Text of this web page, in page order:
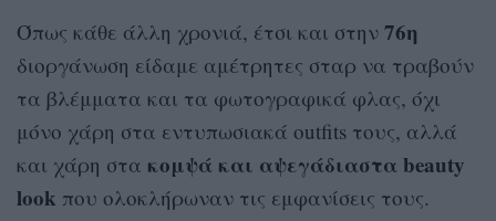
Όπως κάθε άλλη χρονιά, έτσι και στην 76η
διοργάνωση είδαμε αμέτρητες σταρ να τραβούν
τα βλέμματα και τα φωτογραφικά φλας, όχι
μόνο χάρη στα εντυπωσιακά outfits τους, αλλά
και χάρη στα κομψά και αψεγάδιασταbeauty
look που ολοκλήρωναν τις εμφανίσεις τους.